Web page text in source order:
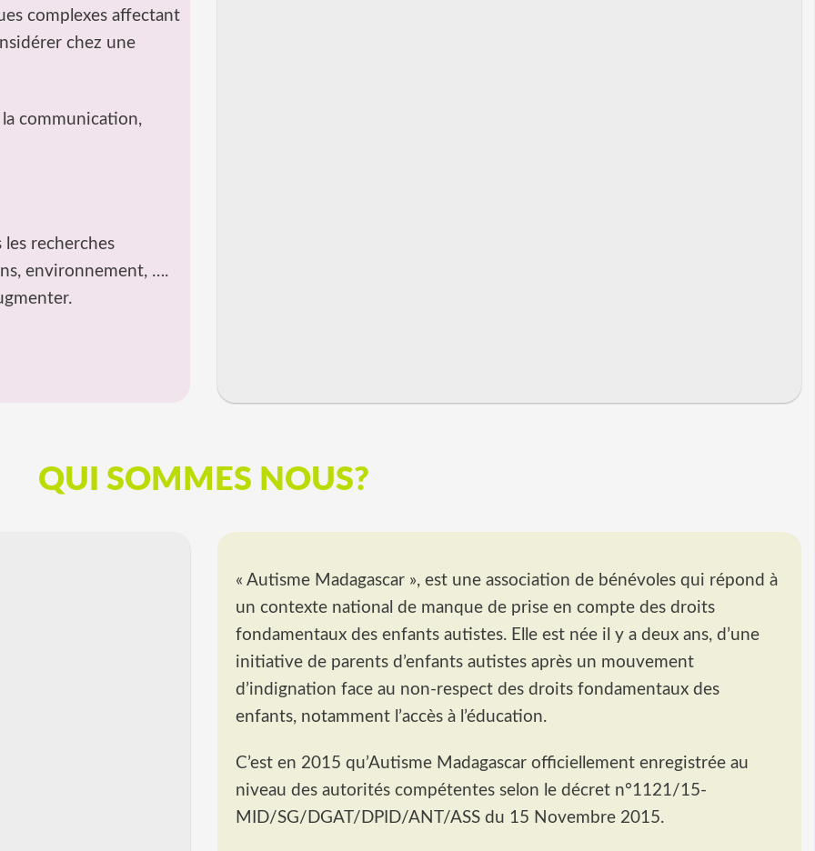
complexes affectant
chez une
communication,
les recherches
environnement, ….
QUI SOMMES NOUS?
« Autisme Madagascar », est une association de bénévoles qui répond à
un contexte national de manque de prise en compte des droits
fondamentaux des enfants autistes. Elle est née il y a deux ans, d’une
initiative de parents d’enfants autistes après un mouvement
d’indignation face au non-respect des droits fondamentaux des
enfants, notamment l’accès à l’éducation.
C’est en 2015 qu’Autisme Madagascar officiellement enregistrée au
niveau des autorités compétentes selon le décret n°1121/15-
MID/SG/DGAT/DPID/ANT/ASS du 15 Novembre 2015.